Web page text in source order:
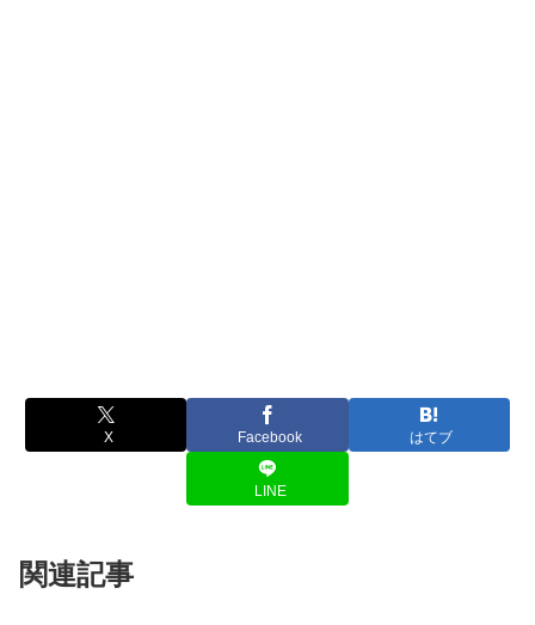
X Facebook はてブ
LINE
関連記事